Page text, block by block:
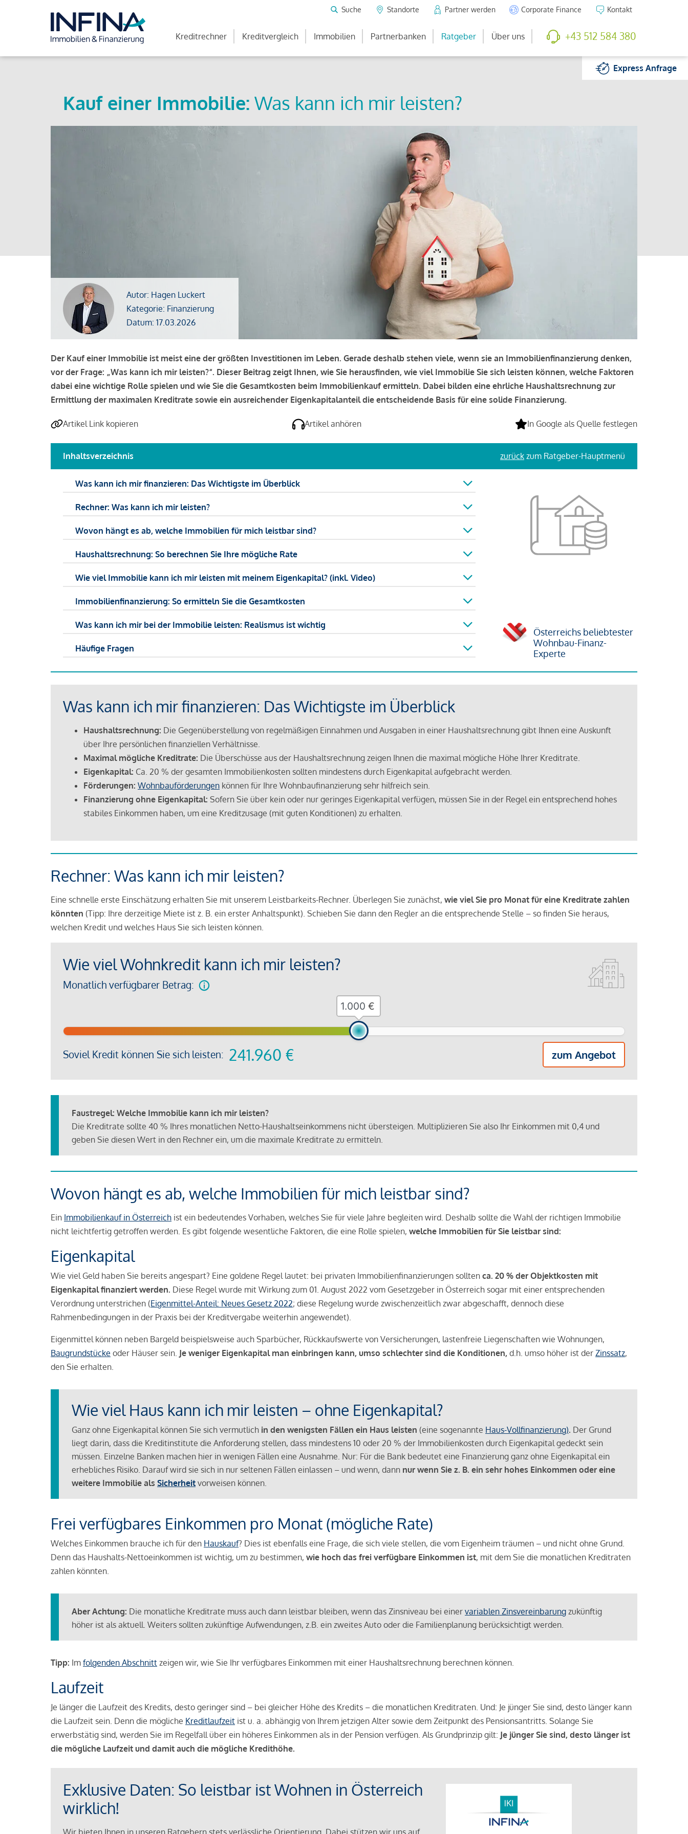
Suche Standorte Partner werden Corporate Finance Kontakt
Kreditrechner Kreditvergleich Immobilien Partnerbanken Ratgeber Über uns +43 512 584 380
ExpressAnfrage
Kauf einer Immobilie: Was kann ich mir leisten?
Autor: Hagen Luckert
Kategorie: Finanzierung
Datum: 17.03.2026
Der Kauf einer Immobilie ist meist eine der größten Investitionen im Leben. Gerade deshalb stehen viele, wenn sie an Immobilienfinanzierung denken,
vor der Frage: „Was kann ich mir leisten?“. Dieser Beitrag zeigt Ihnen, wie Sie herausfinden, wie viel Immobilie Sie sich leisten können, welche Faktoren
dabei eine wichtige Rolle spielen und wie Sie die Gesamtkosten beim Immobilienkauf ermitteln. Dabei bilden eine ehrliche Haushaltsrechnung zur
Ermittlung der maximalen Kreditrate sowie ein ausreichender Eigenkapitalanteil die entscheidende Basis für eine solide Finanzierung.
Artikel Link kopieren Artikel anhören In Google als Quelle festlegen
Inhaltsverzeichnis zurück zum Ratgeber-Hauptmenü
Was kann ich mir finanzieren: Das Wichtigste im Überblick
Rechner: Was kann ich mir leisten?
Wovon hängt es ab, welche Immobilien für mich leistbar sind?
Haushaltsrechnung: So berechnen Sie Ihre mögliche Rate
Wie viel Immobilie kann ich mir leisten mit meinem Eigenkapital? (inkl. Video)
Immobilienfinanzierung: So ermitteln Sie die Gesamtkosten
Was kann ich mir bei der Immobilie leisten: Realismus ist wichtig
Häufige Fragen
Österreichs beliebtester
Wohnbau-Finanz-
Experte
Was kann ich mir finanzieren: Das Wichtigste im Überblick
Haushaltsrechnung: Die Gegenüberstellung von regelmäßigen Einnahmen und Ausgaben in einer Haushaltsrechnung gibt Ihnen eine Auskunft
über Ihre persönlichen finanziellen Verhältnisse.
Maximal mögliche Kreditrate: Die Überschüsse aus der Haushaltsrechnung zeigen Ihnen die maximal mögliche Höhe Ihrer Kreditrate.
Eigenkapital: Ca. 20 % der gesamten Immobilienkosten sollten mindestens durch Eigenkapital aufgebracht werden.
Förderungen: Wohnbauförderungen können für Ihre Wohnbaufinanzierung sehr hilfreich sein.
Finanzierung ohne Eigenkapital: Sofern Sie über kein oder nur geringes Eigenkapital verfügen, müssen Sie in der Regel ein entsprechend hohes
stabiles Einkommen haben, um eine Kreditzusage (mit guten Konditionen) zu erhalten.
Rechner: Was kann ich mir leisten?
Eine schnelle erste Einschätzung erhalten Sie mit unserem Leistbarkeits-Rechner. Überlegen Sie zunächst, wie viel Sie pro Monat für eine Kreditrate zahlen
könnten (Tipp: Ihre derzeitige Miete ist z. B. ein erster Anhaltspunkt). Schieben Sie dann den Regler an die entsprechende Stelle – so finden Sie heraus,
welchen Kredit und welches Haus Sie sich leisten können.
Wie viel Wohnkredit kann ich mir leisten?
Monatlich verfügbarer Betrag:
Soviel Kredit können Sie sich leisten: 241.960 € zum Angebot
€
Faustregel: Welche Immobilie kann ich mir leisten?
Die Kreditrate sollte 40 % Ihres monatlichen Netto-Haushaltseinkommens nicht übersteigen. Multiplizieren Sie also Ihr Einkommen mit 0,4 und
geben Sie diesen Wert in den Rechner ein, um die maximale Kreditrate zu ermitteln.
Wovon hängt es ab, welche Immobilien für mich leistbar sind?
Ein Immobilienkauf in Österreich ist ein bedeutendes Vorhaben, welches Sie für viele Jahre begleiten wird. Deshalb sollte die Wahl der richtigen Immobilie
nicht leichtfertig getroffen werden. Es gibt folgende wesentliche Faktoren, die eine Rolle spielen, welche Immobilien für Sie leistbar sind:
Eigenkapital
Wie viel Geld haben Sie bereits angespart? Eine goldene Regel lautet: bei privaten Immobilienfinanzierungen sollten ca. 20 % der Objektkosten mit
Eigenkapital finanziert werden. Diese Regel wurde mit Wirkung zum 01. August 2022 vom Gesetzgeber in Österreich sogar mit einer entsprechenden
Verordnung unterstrichen (Eigenmittel-Anteil: Neues Gesetz 2022; diese Regelung wurde zwischenzeitlich zwar abgeschafft, dennoch diese
Rahmenbedingungen in der Praxis bei der Kreditvergabe weiterhin angewendet).
Eigenmittel können neben Bargeld beispielsweise auch Sparbücher, Rückkaufswerte von Versicherungen, lastenfreie Liegenschaften wie Wohnungen,
Baugrundstücke oder Häuser sein. Je weniger Eigenkapital man einbringen kann, umso schlechter sind die Konditionen, d.h. umso höher ist der Zinssatz,
den Sie erhalten.
Wie viel Haus kann ich mir leisten – ohne Eigenkapital?
Ganz ohne Eigenkapital können Sie sich vermutlich in den wenigsten Fällen ein Haus leisten (eine sogenannte Haus-Vollfinanzierung). Der Grund
liegt darin, dass die Kreditinstitute die Anforderung stellen, dass mindestens 10 oder 20 % der Immobilienkosten durch Eigenkapital gedeckt sein
müssen. Einzelne Banken machen hier in wenigen Fällen eine Ausnahme. Nur: Für die Bank bedeutet eine Finanzierung ganz ohne Eigenkapital ein
erhebliches Risiko. Darauf wird sie sich in nur seltenen Fällen einlassen – und wenn, dann nur wenn Sie z. B. ein sehr hohes Einkommen oder eine
weitere Immobilie als Sicherheit vorweisen können.
Frei verfügbares Einkommen pro Monat (mögliche Rate)
Welches Einkommen brauche ich für den Hauskauf? Dies ist ebenfalls eine Frage, die sich viele stellen, die vom Eigenheim träumen – und nicht ohne Grund.
Denn das Haushalts-Nettoeinkommen ist wichtig, um zu bestimmen, wie hoch das frei verfügbare Einkommen ist, mit dem Sie die monatlichen Kreditraten
zahlen könnten.
Aber Achtung: Die monatliche Kreditrate muss auch dann leistbar bleiben, wenn das Zinsniveau bei einer variablen Zinsvereinbarung zukünftig
höher ist als aktuell. Weiters sollten zukünftige Aufwendungen, z.B. ein zweites Auto oder die Familienplanung berücksichtigt werden.
Tipp: Im folgenden Abschnitt zeigen wir, wie Sie Ihr verfügbares Einkommen mit einer Haushaltsrechnung berechnen können.
Laufzeit
Je länger die Laufzeit des Kredits, desto geringer sind – bei gleicher Höhe des Kredits – die monatlichen Kreditraten. Und: Je jünger Sie sind, desto länger kann
die Laufzeit sein. Denn die mögliche Kreditlaufzeit ist u. a. abhängig von Ihrem jetzigen Alter sowie dem Zeitpunkt des Pensionsantritts. Solange Sie
erwerbstätig sind, werden Sie im Regelfall über ein höheres Einkommen als in der Pension verfügen. Als Grundprinzip gilt: Je jünger Sie sind, desto länger ist
die mögliche Laufzeit und damit auch die mögliche Kredithöhe.
Exklusive Daten: So leistbar ist Wohnen in Österreich
wirklich!